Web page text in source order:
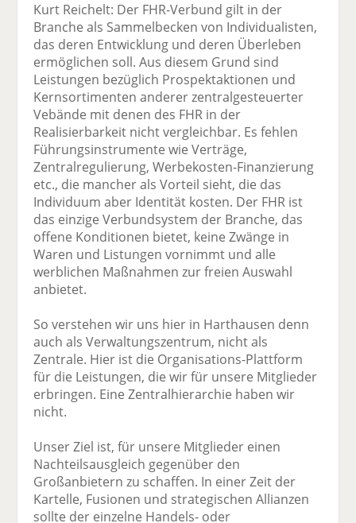
Kurt Reichelt: Der FHR-Verbund gilt in der
Branche als Sammelbecken von Individualisten,
das deren Entwicklung und deren Überleben
ermöglichen soll. Aus diesem Grund sind
Leistungen bezüglich Prospektaktionen und
Kernsortimenten anderer zentralgesteuerter
Vebände mit denen des FHR in der
Realisierbarkeit nicht vergleichbar. Es fehlen
Führungsinstrumente wie Verträge,
Zentralregulierung, Werbekosten-Finanzierung
etc., die mancher als Vorteil sieht, die das
Individuum aber Identität kosten. Der FHR ist
das einzige Verbundsystem der Branche, das
offene Konditionen bietet, keine Zwänge in
Waren und Listungen vornimmt und alle
werblichen Maßnahmen zur freien Auswahl
anbietet.
So verstehen wir uns hier in Harthausen denn
auch als Verwaltungszentrum, nicht als
Zentrale. Hier ist die Organisations-Plattform
für die Leistungen, die wir für unsere Mitglieder
erbringen. Eine Zentralhierarchie haben wir
nicht.
Unser Ziel ist, für unsere Mitglieder einen
Nachteilsausgleich gegenüber den
Großanbietern zu schaffen. In einer Zeit der
Kartelle, Fusionen und strategischen Allianzen
sollte der einzelne Handels- oder